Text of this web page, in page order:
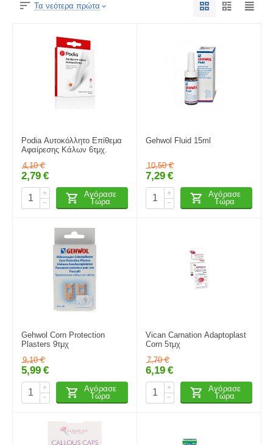
Τα νεότερα πρώτα
Podia Αυτοκόλλητο Επίθεμα
Αφαίρεσης Κάλων 6τμχ.
4,10 €
2,79 €
+
−
Αγόρασε
Τώρα
Gehwol Fluid 15ml
10,50 €
7,29 €
+
−
Αγόρασε
Τώρα
Gehwol Corn Protection
Plasters 9τμχ
9,10 €
5,99 €
+
−
Αγόρασε
Τώρα
Vican Carnation Adaptoplast
Corn 5τμχ
7,70 €
6,19 €
+
−
Αγόρασε
Τώρα